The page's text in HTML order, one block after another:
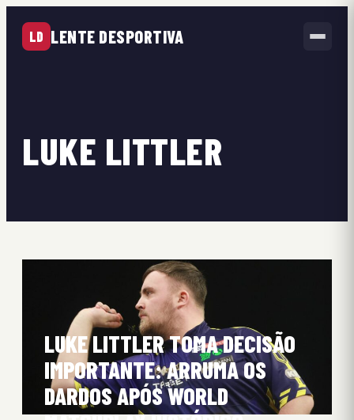
LD LENTE DESPORTIVA
LUKE LITTLER
LUKE LITTLER TOMA DECISÃO
IMPORTANTE: ARRUMA OS
DARDOS APÓS WORLD